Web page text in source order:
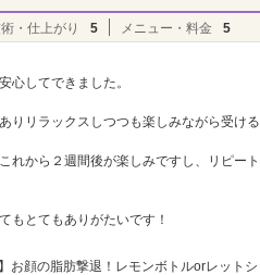
・仕上がり 5 メニュー・料金 5
心してできました。
リラックスしつつも楽しみながら受け
れから２週間後が楽しみですし、リピー
もとてもありがたいです！
】お顔の脂肪撃退！レモンボトルorレット